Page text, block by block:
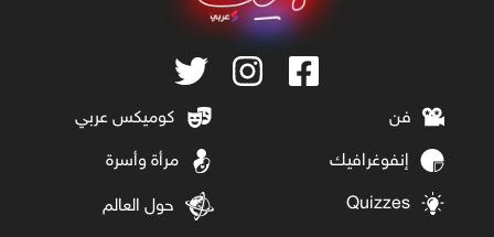
فن كوميكس عربي
إنفوغرافيك مرأة وأسرة
Quizzes حول العالم